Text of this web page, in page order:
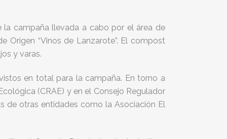
campaña llevada a cabo por el área de
Origen “Vinos de Lanzarote”. El compost
y varas.
en total para la campaña. En torno a
(CRAE) y en el Consejo Regulador
de otras entidades como la Asociación El